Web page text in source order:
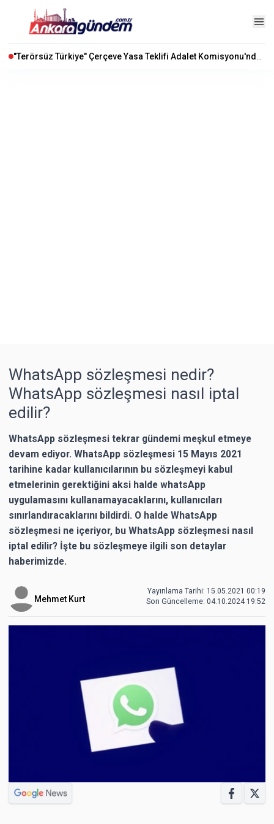
WhatsApp sözleşmesi nedir?
WhatsApp sözleşmesi nasıl iptal
edilir?
WhatsApp sözleşmesi tekrar gündemi meşkul etmeye
devam ediyor. WhatsApp sözleşmesi 15 Mayıs 2021
tarihine kadar kullanıcılarının bu sözleşmeyi kabul
etmelerinin gerektiğini aksi halde whatsApp
uygulamasını kullanamayacaklarını, kullanıcıları
sınırlandıracaklarını bildirdi. O halde WhatsApp
sözleşmesi ne içeriyor, bu WhatsApp sözleşmesi nasıl
iptal edilir? İşte bu sözleşmeye ilgili son detaylar
haberimizde.
Mehmet Kurt
Yayınlama Tarihi: 15.05.2021 00:19
Son Güncelleme: 04.10.2024 19:52